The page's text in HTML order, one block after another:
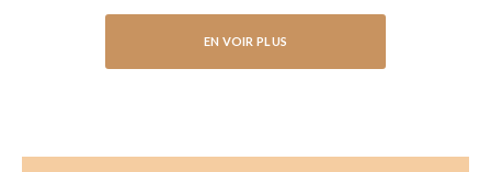
EN VOIR PLUS